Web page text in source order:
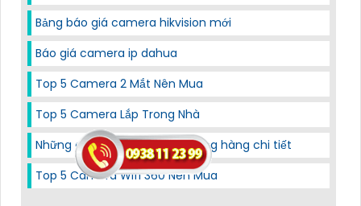
Bảng báo giá camera hikvision mới
Báo giá camera ip dahua
Top 5 Camera 2 Mắt Nên Mua
Top 5 Camera Lắp Trong Nhà
Những camera quay video đóng hàng chi tiết
Top 5 Camera Wifi 360 Nên Mua